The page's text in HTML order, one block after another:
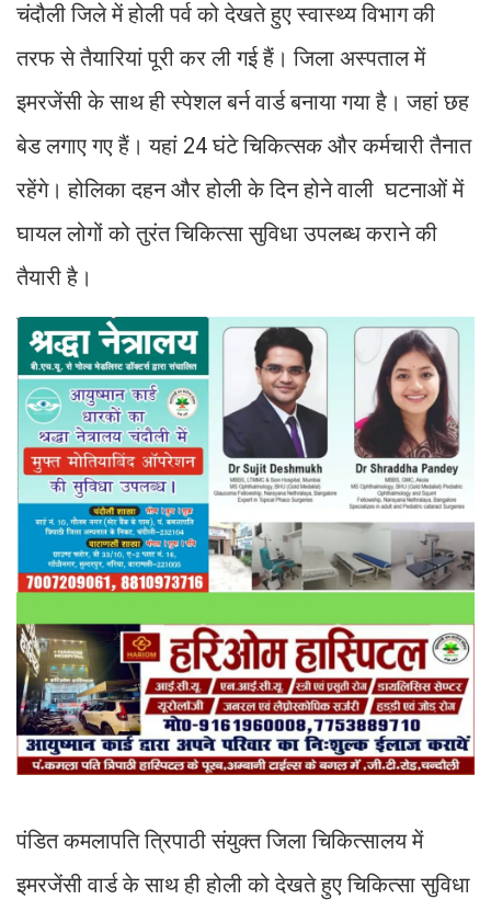
चंदौली जिले में होली पर्व को देखते हुए स्वास्थ्य विभाग की
तरफ से तैयारियां पूरी कर ली गई हैं। जिला अस्पताल में
इमरजेंसी के साथ ही स्पेशल बर्न वार्ड बनाया गया है। जहां छह
बेड लगाए गए हैं। यहां 24 घंटे चिकित्सक और कर्मचारी तैनात
रहेंगे। होलिका दहन और होली के दिन होने वाली घटनाओं में
घायल लोगों को तुरंत चिकित्सा सुविधा उपलब्ध कराने की
तैयारी है।
पंडित कमलापति त्रिपाठी संयुक्त जिला चिकित्सालय में
इमरजेंसी वार्ड के साथ ही होली को देखते हुए चिकित्सा सुविधा